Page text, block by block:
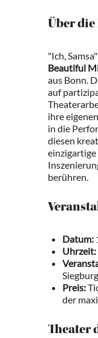
Über
"Ich,
Beautiful
aus Bonn.
auf
ihre
in die
diesen
berühren.
Datum:
Uhrzeit:
Preis:
der
Theater